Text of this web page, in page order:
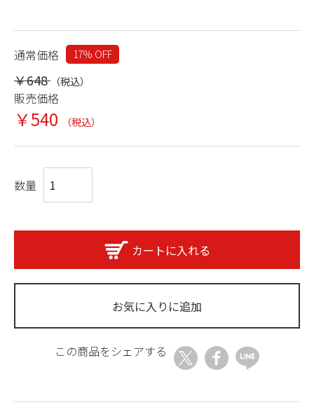
通常価格 17% OFF
￥648 （税込）
販売価格
￥540 （税込）
数量
カートに入れる
お気に入りに追加
この商品をシェアする